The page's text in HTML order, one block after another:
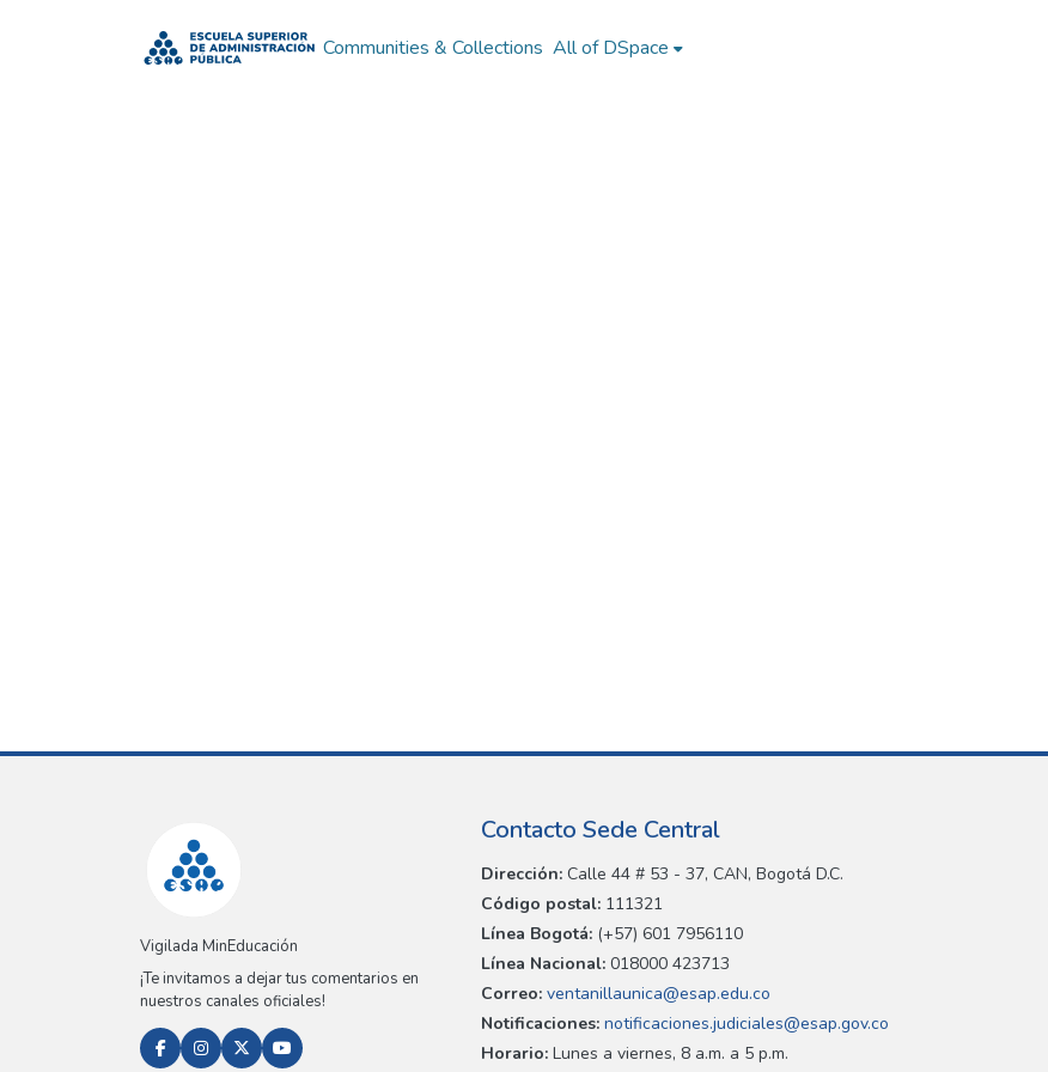
Communities & Collections All of DSpace
Vigilada MinEducación
¡Te invitamos a dejar tus comentarios en
nuestros canales oficiales!
Contacto Sede Central
Dirección: Calle 44 # 53 - 37, CAN, Bogotá D.C.
Código postal: 111321
Línea Bogotá: (+57) 601 7956110
Línea Nacional: 018000 423713
Correo: ventanillaunica@esap.edu.co
Notificaciones: notificaciones.judiciales@esap.gov.co
Horario: Lunes a viernes, 8 a.m. a 5 p.m.